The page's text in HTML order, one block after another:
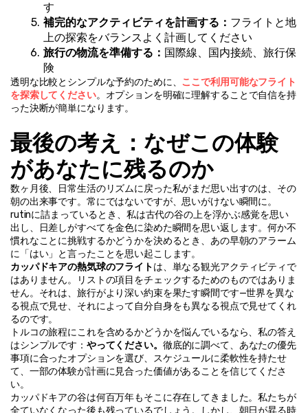
す
補完的なアクティビティを計画する： フライトと地
上の探索をバランスよく計画してください
旅行の物流を準備する： 国際線、国内接続、旅行保
険
透明な比較とシンプルな予約のために、 ここで利用可能なフライト
を探索してください。オプションを明確に理解することで自信を持
った決断が簡単になります。
最後の考え：なぜこの体験
があなたに残るのか
数ヶ月後、日常生活のリズムに戻った私がまだ思い出すのは、その
朝の出来事です。常にではないですが、思いがけない瞬間に。
rutinに詰まっているとき、私は古代の谷の上を浮かぶ感覚を思い
出し、日差しがすべてを金色に染めた瞬間を思い返します。何か不
慣れなことに挑戦するかどうかを決めるとき、あの早朝のアラーム
に「はい」と言ったことを思い起こします。
カッパドキアの熱気球のフライトは、単なる観光アクティビティで
はありません。リストの項目をチェックするためのものではありま
せん。それは、旅行がより深い約束を果たす瞬間です—世界を異な
る視点で見せ、それによって自分自身をも異なる視点で見せてくれ
るのです。
トルコの旅程にこれを含めるかどうかを悩んでいるなら、私の答え
はシンプルです： やってください。 徹底的に調べて、あなたの優先
事項に合ったオプションを選び、スケジュールに柔軟性を持たせ
て、一部の体験が計画に見合った価値があることを信じてくださ
い。
カッパドキアの谷は何百万年もそこに存在してきました。私たちが